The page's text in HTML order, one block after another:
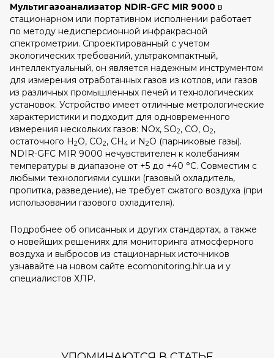
Мультигазоанализатор NDIR-GFC MIR 9000 в
стационарном или портативном исполнении работает
по методу недисперсионной инфракрасной
спектрометрии. Спроектированный с учетом
экологических требований, ультракомпактный,
интеллектуальный, он является надежным инструментом
для измерения отработанных газов из котлов, или газов
из различных промышленных печей и технологических
установок. Устройство имеет отличные метрологические
характеристики и подходит для одновременного
измерения нескольких газов: NOx, SO2, CO, O2,
остаточного H2O, CO2, CH4 и N2O (парниковые газы).
NDIR-GFC MIR 9000 нечувствителен к колебаниям
температуры в диапазоне от +5 до +40 °C. Совместим с
любыми технологиями сушки (газовый охладитель,
пропитка, разведение), не требует сжатого воздуха (при
использовании газового охладителя).
Подробнее об описанных и других стандартах, а также
о новейших решениях для мониторинга атмосферного
воздуха и выбросов из стационарных источников
узнавайте на новом сайте ecomonitoring.hlr.ua и у
специалистов ХЛР.